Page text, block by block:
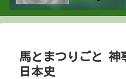
馬とまつりごと 神
日本史